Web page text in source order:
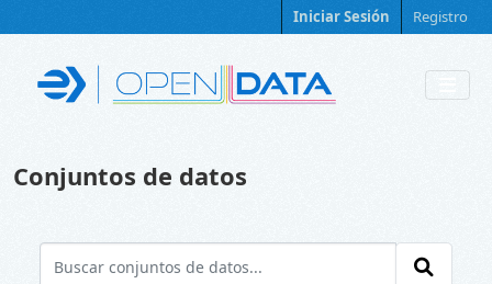
Iniciar Sesión Registro
Conjuntos de datos